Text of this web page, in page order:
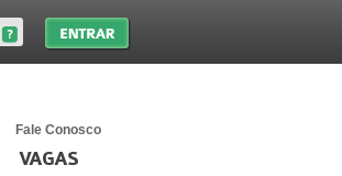
Fale Conosco
VAGAS